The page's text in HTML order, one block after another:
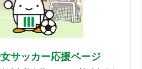
サッカー応援ページ